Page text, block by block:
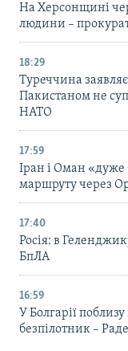
На Херсонщині
людини –
18:29
Туреччина
Пакистаном не
НАТО
17:59
Іран і Оман «дуже
маршруту через
17:40
Росія: в
БпЛА
16:59
У Болгарії
безпілотник –